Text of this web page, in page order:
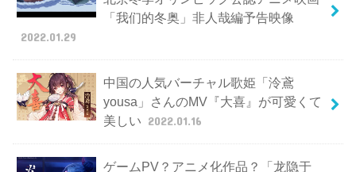
「我们的冬奥」非人哉編予告映像
2022.01.29
中国の人気バーチャル歌姫「泠鳶
yousa」さんのMV『大喜』が可愛くて
美しい 2022.01.16
ゲームPV？アニメ化作品？「龙隐于